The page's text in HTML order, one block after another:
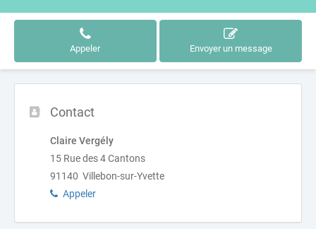
Appeler Envoyer un message
Contact
Claire Vergély
15 Rue des 4 Cantons
91140 Villebon-sur-Yvette
Appeler